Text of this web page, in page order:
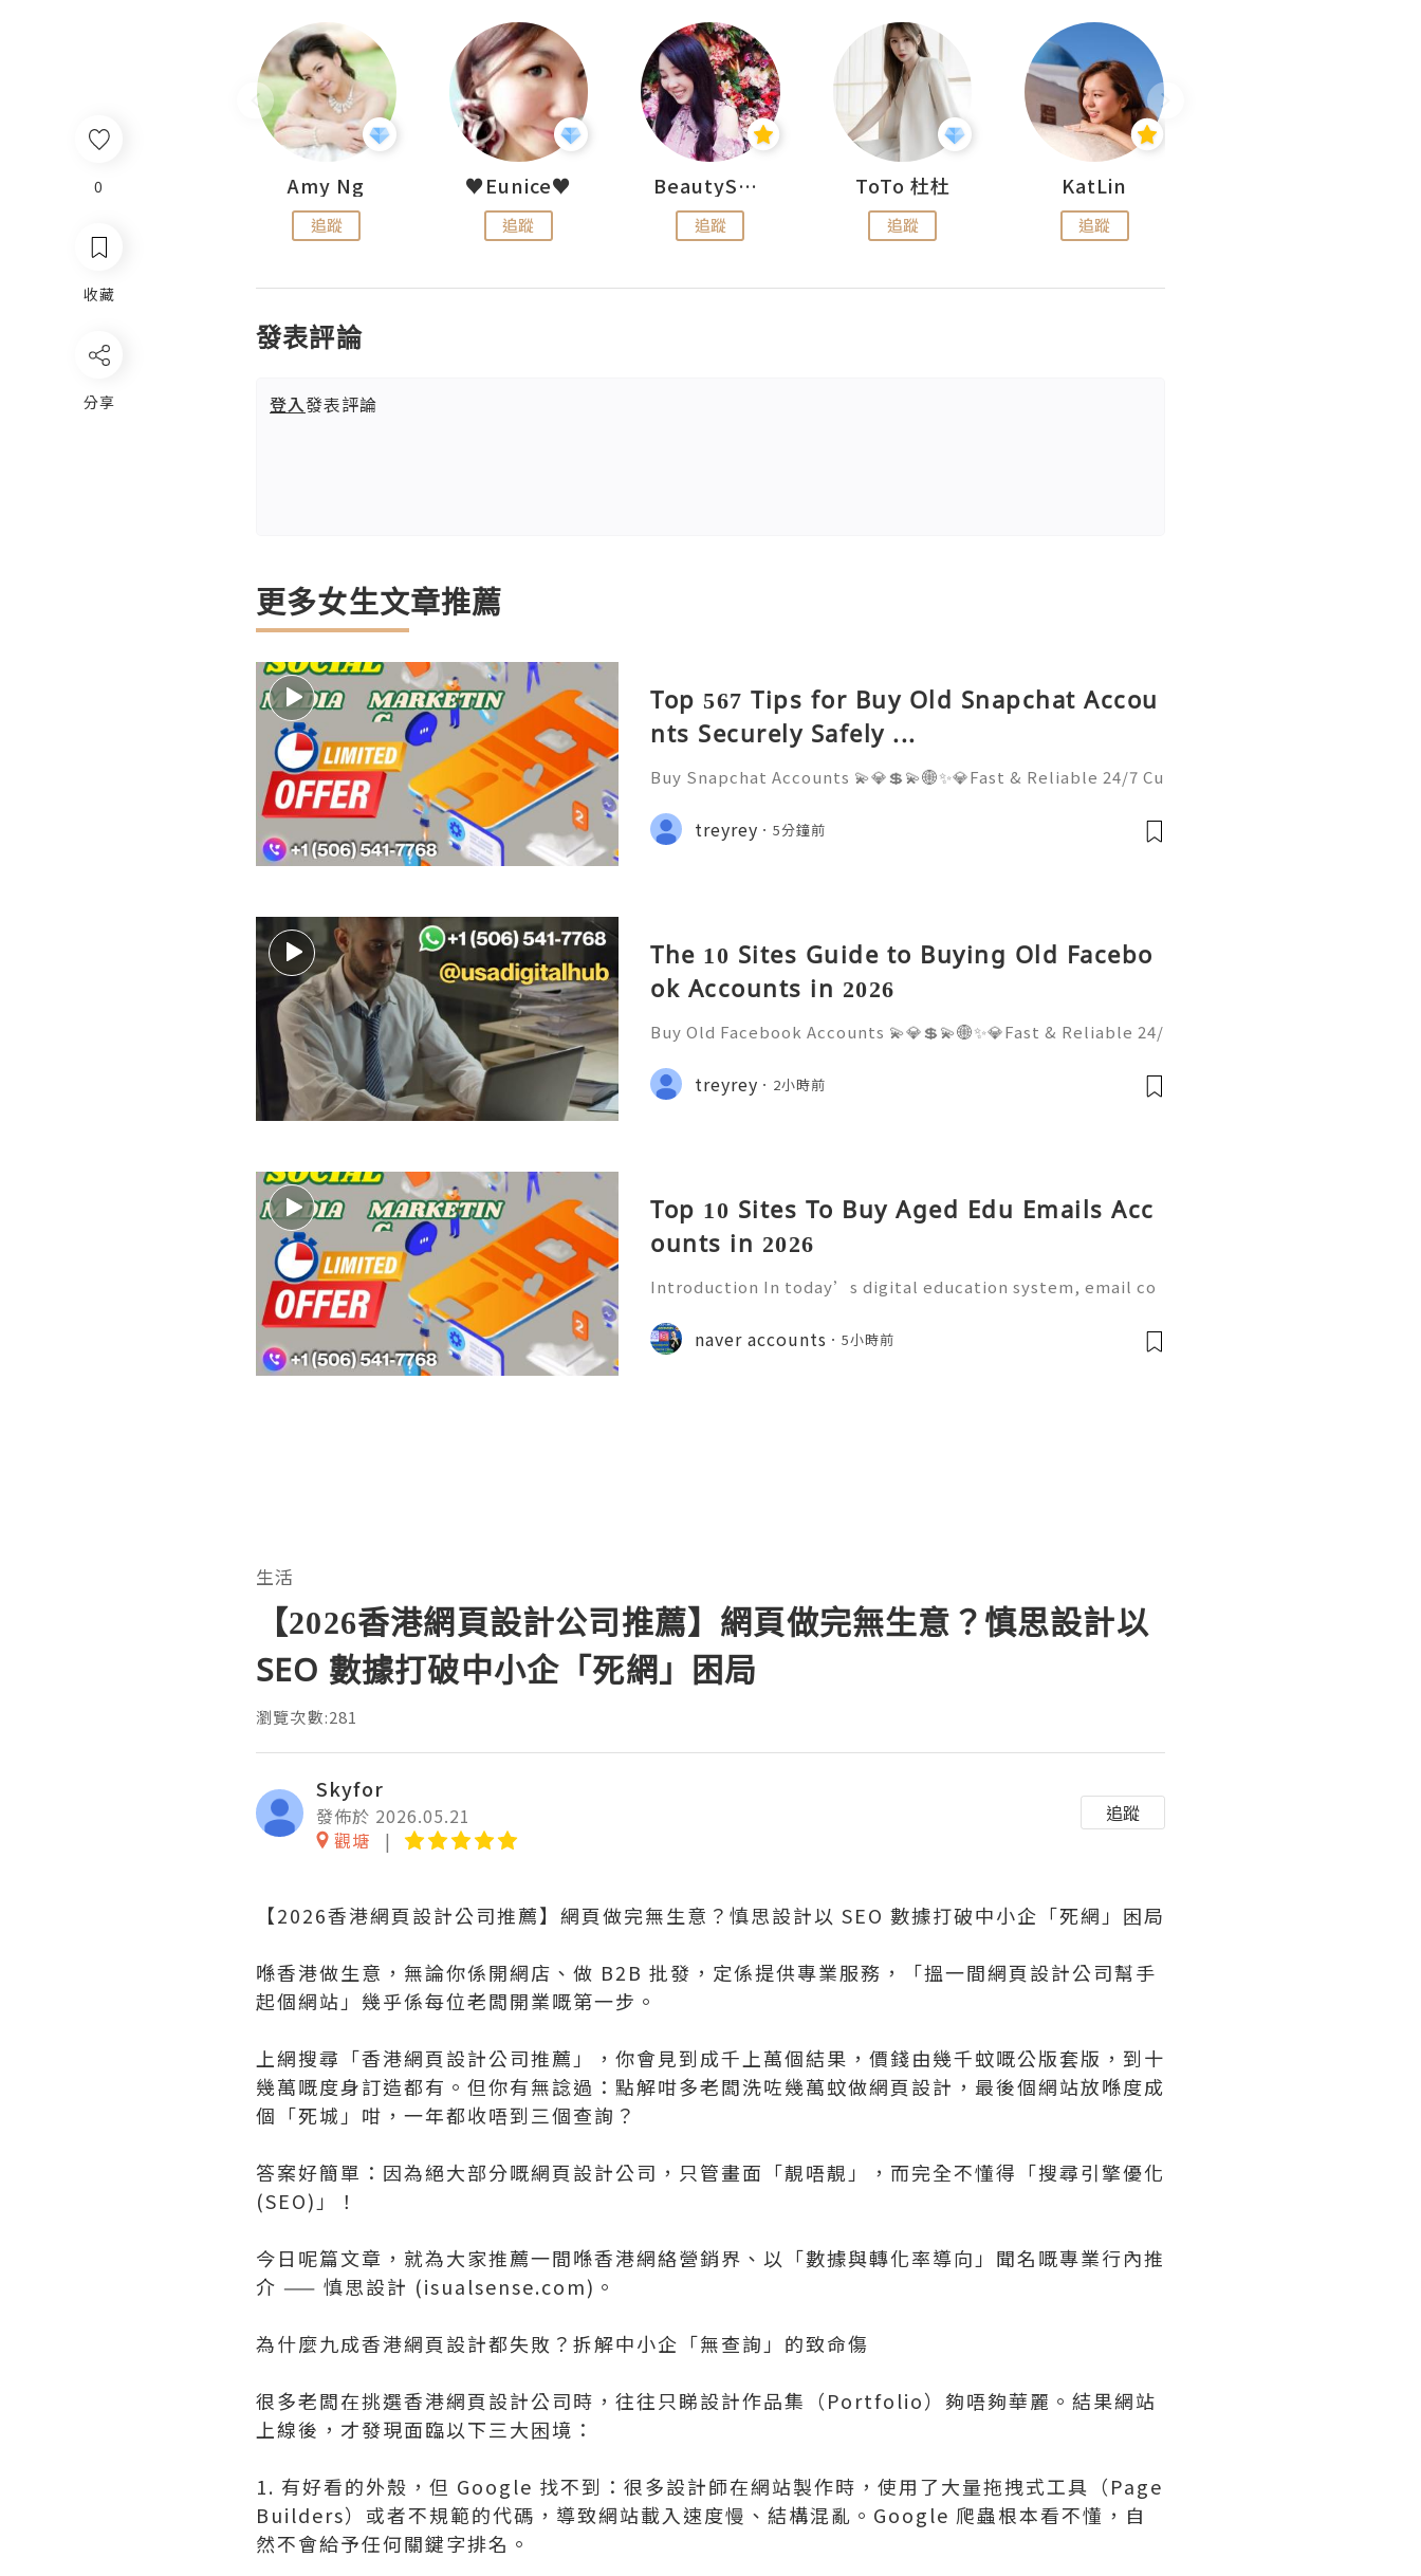
0
收藏
分享
Amy Ng
追蹤
♥Eunice♥
追蹤
BeautySearch
追蹤
ToTo 杜杜
追蹤
KatLin
追蹤
發表評論
登入發表評論
更多女生文章推薦
Top 567 Tips for Buy Old Snapchat Accou
nts Securely Safely ...
Buy Snapchat Accounts 💫💎💲💫🌐✨💎Fast & Reliable 24/7 Cu
💫💎💲💫🌐✨💎Telegram: @usadigitalhub 💫💎💲💫🌐✨💎Discor
d: usadigitalhub 💫💎💲💫🌐✨💎Email:usadigitalhubsell@gmai
treyrey 5分鐘前
The 10 Sites Guide to Buying Old Facebo
ok Accounts in 2026
Buy Old Facebook Accounts 💫💎💲💫🌐✨💎Fast & Reliable 24/
68 💫💎💲💫🌐✨💎Telegram: @usadigitalhub 💫💎💲💫🌐✨💎Dis
cord: usadigitalhub 💫💎💲💫🌐✨💎Email:usadigitalhubsell@g
treyrey 2小時前
Top 10 Sites To Buy Aged Edu Emails Acc
ounts in 2026
Introduction In today’s digital education system, email co
Educational institutions around the world provide dedicate
d email accounts to stude
naver accounts 5小時前
生活
【2026香港網頁設計公司推薦】網頁做完無生意？慎思設計以
SEO 數據打破中小企「死網」困局
瀏覽次數:281
Skyfor
發佈於 2026.05.21
觀塘
追蹤
【2026香港網頁設計公司推薦】網頁做完無生意？慎思設計以 SEO 數據打破中小企「死網」困局
喺香港做生意，無論你係開網店、做 B2B 批發，定係提供專業服務，「搵一間網頁設計公司幫手
起個網站」幾乎係每位老闆開業嘅第一步。
上網搜尋「香港網頁設計公司推薦」，你會見到成千上萬個結果，價錢由幾千蚊嘅公版套版，到十
幾萬嘅度身訂造都有。但你有無諗過：點解咁多老闆洗咗幾萬蚊做網頁設計，最後個網站放喺度成
個「死城」咁，一年都收唔到三個查詢？
答案好簡單：因為絕大部分嘅網頁設計公司，只管畫面「靚唔靚」，而完全不懂得「搜尋引擎優化
(SEO)」！
今日呢篇文章，就為大家推薦一間喺香港網絡營銷界、以「數據與轉化率導向」聞名嘅專業行內推
介 —— 慎思設計 (isualsense.com)。
為什麼九成香港網頁設計都失敗？拆解中小企「無查詢」的致命傷
很多老闆在挑選香港網頁設計公司時，往往只睇設計作品集（Portfolio）夠唔夠華麗。結果網站
上線後，才發現面臨以下三大困境：
1. 有好看的外殼，但 Google 找不到：很多設計師在網站製作時，使用了大量拖拽式工具（Page
Builders）或者不規範的代碼，導致網站載入速度慢、結構混亂。Google 爬蟲根本看不懂，自
然不會給予任何關鍵字排名。